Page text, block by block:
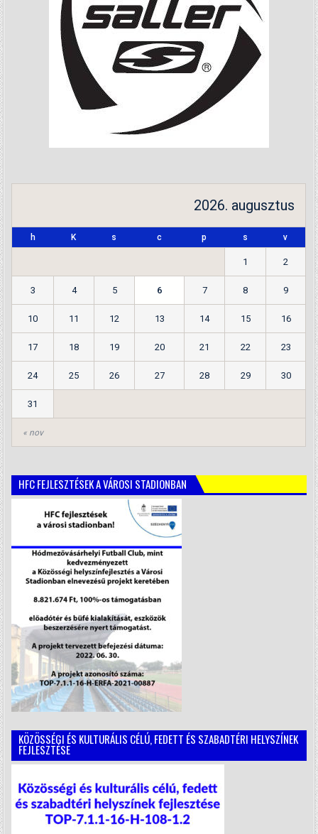
2026. augusztus
h K s c p s v
« nov
1 2
3 4 5 6 7 8 9
10 11 12 13 14 15 16
17 18 19 20 21 22 23
24 25 26 27 28 29 30
31
HFC FEJLESZTÉSEK A VÁROSI STADIONBAN
KÖZÖSSÉGI ÉS KULTURÁLIS CÉLÚ, FEDETT ÉS SZABADTÉRI HELYSZÍNEK
FEJLESZTÉSE